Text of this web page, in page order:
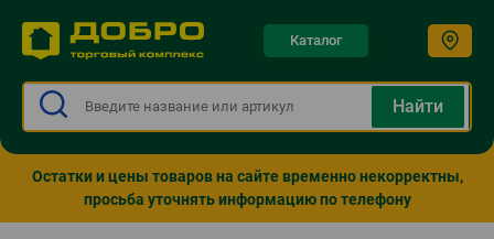
Каталог
Остатки и цены товаров на сайте временно некорректны,
просьба уточнять информацию по телефону